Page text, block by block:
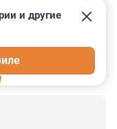
и другие